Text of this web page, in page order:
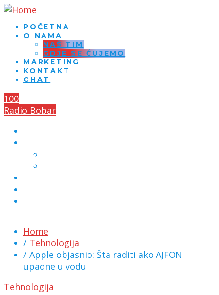
POČETNA
O NAMA
NAŠ TIM
GDJE SE ČUJEMO
MARKETING
KONTAKT
CHAT
100
Radio Bobar
Home
/ Tehnologija
/ Apple objasnio: Šta raditi ako AJFON
upadne u vodu
Tehnologija